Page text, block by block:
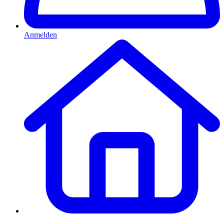
Anmelden